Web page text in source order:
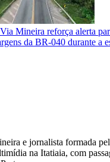
Mineira reforça alerta
da BR-040 durante a
e jornalista formada
na Itatiaia, com